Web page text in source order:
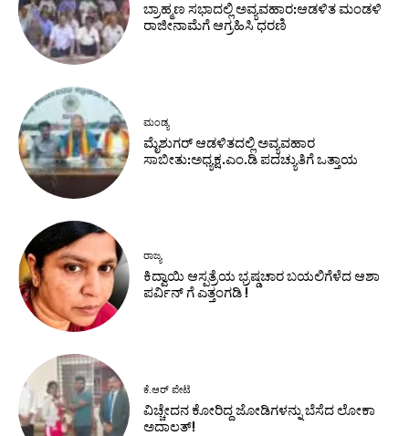
ಬ್ರಾಹ್ಮಣ ಸಭಾದಲ್ಲಿ ಅವ್ಯವಹಾರ:ಆಡಳಿತ ಮಂಡಳಿ
ರಾಜೀನಾಮೆಗೆ ಆಗ್ರಹಿಸಿ ಧರಣಿ
ಮಂಡ್ಯ
ಮೈಶುಗರ್ ಆಡಳಿತದಲ್ಲಿ ಅವ್ಯವಹಾರ
ಸಾಬೀತು:ಅಧ್ಯಕ್ಷ.ಎಂ.ಡಿ ಪದಚ್ಯುತಿಗೆ ಒತ್ತಾಯ
ರಾಜ್ಯ
ಕಿದ್ವಾಯಿ ಆಸ್ಪತ್ರೆಯ ಭ್ರಷ್ಡಚಾರ ಬಯಲಿಗೆಳೆದ ಆಶಾ
ಪರ್ವಿನ್ ಗೆ ಎತ್ತಂಗಡಿ !
ಕೆ.ಆರ್ ಪೇಟೆ
ವಿಚ್ಚೇದನ ಕೋರಿದ್ದ ಜೋಡಿಗಳನ್ನು ಬೆಸೆದ ಲೋಕಾ
ಅದಾಲತ್!